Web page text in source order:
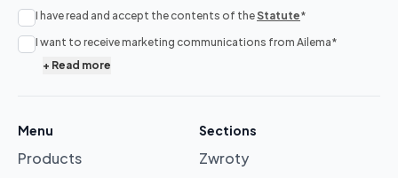
cart
I have read and accept the contents of the Statute*
I want to receive marketing communications from Ailema*
+ Read more
Menu
Products
Sections
Zwroty